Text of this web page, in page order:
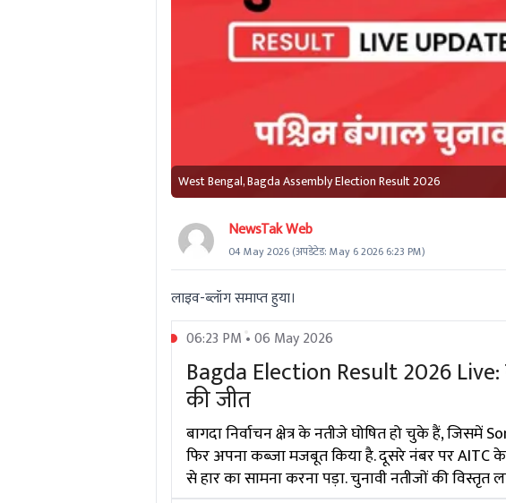
West Bengal, Bagda Assembly Election Result 2026
NewsTak Web
04 May 2026(अपडेटेड: May 6 2026 6:23 PM)
लाइव-ब्लॉग समाप्त हुया।
06:23 PM • 06 May 2026
Bagda Election Result 2026 Live:
की जीत
बागदा निर्वाचन क्षेत्र के नतीजे घोषित हो चुके हैं, जिसमें
फिर अपना कब्जा मजबूत किया है. दूसरे नंबर पर AITC
से हार का सामना करना पड़ा. चुनावी नतीजों की